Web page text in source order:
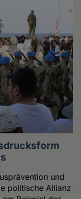
und
politische Allianz